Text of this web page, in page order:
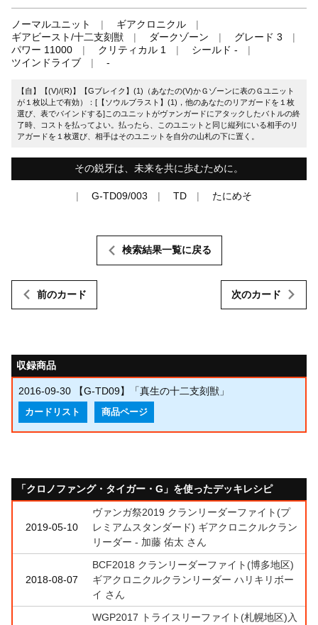
ノーマルユニット
ギアクロニクル
ギアビースト/十二支刻獣
ダークゾーン
グレード 3
パワー 11000
クリティカル 1
シールド -
ツインドライブ
-
【自】【(V)/(R)】【Gブレイク】(1)（あなたの(V)かＧゾーンに表のＧユニット
が１枚以上で有効）：[【ソウルブラスト】(1)，他のあなたのリアガードを１枚
選び、表でバインドする]このユニットがヴァンガードにアタックしたバトルの終
了時、コストを払ってよい。払ったら、このユニットと同じ縦列にいる相手のリ
アガードを１枚選び、相手はそのユニットを自分の山札の下に置く。
その鋭牙は、未来を共に歩むために。
G-TD09/003 TD たにめそ
前のカード
検索結果一覧に戻る
次のカード
収録商品
2016-09-30 【G-TD09】「真生の十二支刻獣」
カードリスト 商品ページ
「クロノファング・タイガー・G」を使ったデッキレシピ
2019-05-10
ヴァンガ祭2019 クランリーダーファイト(プ
レミアムスタンダード) ギアクロニクルクラン
リーダー - 加藤 佑太 さん
2018-08-07
BCF2018 クランリーダーファイト(博多地区)
ギアクロニクルクランリーダー ハリキリボー
イ さん
WGP2017 トライスリーファイト(札幌地区)入